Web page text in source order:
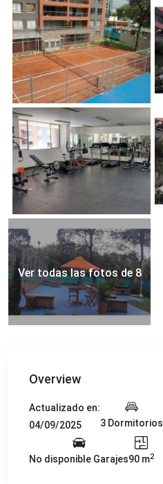
Ver todas las fotos de 8
Overview
Actualizado en:
04/09/2025
3 Dormitorios
No disponible Garajes90 m2